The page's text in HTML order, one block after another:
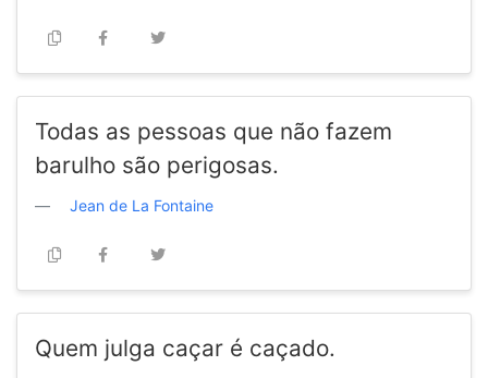
Todas as pessoas que não fazem
barulho são perigosas.
Jean de La Fontaine
Quem julga caçar é caçado.